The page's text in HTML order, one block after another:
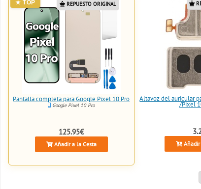
REPUESTO ORIGINAL
Pantalla completa para Google Pixel 10 Pro
Google Pixel 10 Pro
125.95€
Añadir a la Cesta
Altavoz del auricular
/Pixel